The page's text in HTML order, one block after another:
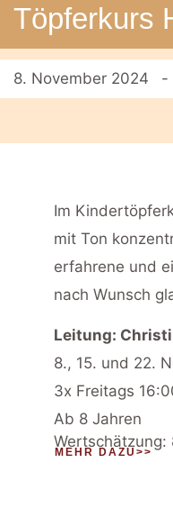
Töpferkurs
8. November 2024 -
Im
mit Ton
erfahrene und
nach Wunsch
Leitung:
8., 15. und 22.
3x Freitags
Ab 8 Jahren
Wertschätzung:
MEHR DAZU>>